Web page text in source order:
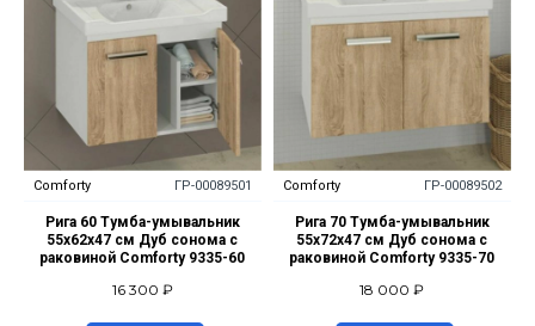
Comforty ГР-00089501
Рига 60 Тумба-умывальник
55х62х47 см Дуб сонома с
раковиной Comforty 9335-60
16 300 ₽
Comforty ГР-00089502
Рига 70 Тумба-умывальник
55х72х47 см Дуб сонома с
раковиной Comforty 9335-70
18 000 ₽